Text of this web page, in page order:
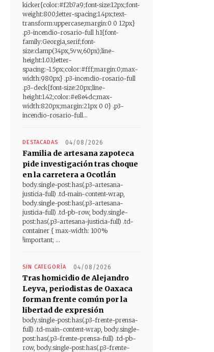
kicker{color:#f2b7a9;font-size:12px;font-
weight:800;letter-spacing:1.4px;text-
transform:uppercase;margin:0 0 12px}
.p3-incendio-rosario-full h1{font-
family:Georgia,serif;font-
size:clamp(34px,5vw,60px);line-
height:1.03;letter-
spacing:-1.5px;color:#fff;margin:0;max-
width:980px} .p3-incendio-rosario-full
.p3-deck{font-size:20px;line-
height:1.42;color:#e8e4dc;max-
width:820px;margin:21px 0 0} .p3-
incendio-rosario-full...
DESTACADAS 04/08/2026
Familia de artesana zapoteca
pide investigación tras choque
en la carretera a Ocotlán
body.single-post:has(.p3-artesana-
justicia-full) .td-main-content-wrap,
body.single-post:has(.p3-artesana-
justicia-full) .td-pb-row, body.single-
post:has(.p3-artesana-justicia-full) .td-
container { max-width: 100%
!important; ...
SIN CATEGORÍA 04/08/2026
Tras homicidio de Alejandro
Leyva, periodistas de Oaxaca
forman frente común por la
libertad de expresión
body.single-post:has(.p3-frente-prensa-
full) .td-main-content-wrap, body.single-
post:has(.p3-frente-prensa-full) .td-pb-
row, body.single-post:has(.p3-frente-